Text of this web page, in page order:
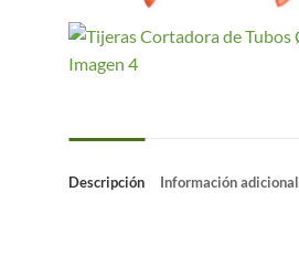
Descripción Información adicional